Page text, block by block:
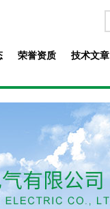
荣誉资质 技术文章